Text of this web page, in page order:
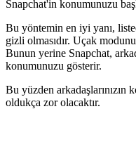
Snapchat'in konumunuzu
Bu yöntemin en iyi yanı,
gizli olmasıdır. Uçak
Bunun yerine Snapchat,
konumunuzu gösterir.
Bu yüzden arkadaşlarınızın
oldukça zor olacaktır.